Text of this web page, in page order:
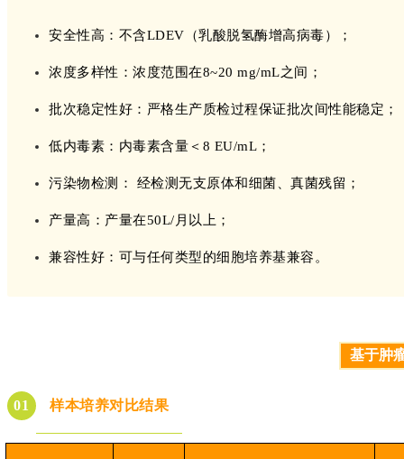
安全性高：不含LDEV（乳酸脱氢酶增高病毒）；
浓度多样性：浓度范围在8~20 mg/mL之间；
批次稳定性好：严格生产质检过程保证批次间性能稳定；
低内毒素：内毒素含量＜8 EU/mL；
污染物检测： 经检测无支原体和细菌、真菌残留；
产量高：产量在50L/月以上；
兼容性好：可与任何类型的细胞培养基兼容。
基于肿
01 样本培养对比结果